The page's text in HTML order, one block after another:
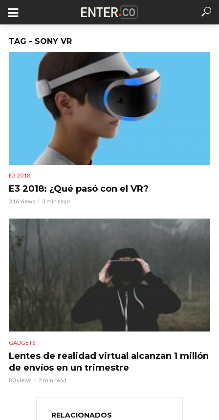
TAG - SONY VR
E3 2018
E3 2018: ¿Qué pasó con el VR?
316 views 3 min read
GADGETS
Lentes de realidad virtual alcanzan 1 millón
de envíos en un trimestre
80 views 2 min read
RELACIONADOS